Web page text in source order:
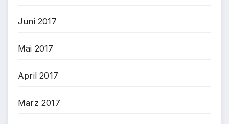
Juni 2017
Mai 2017
April 2017
März 2017